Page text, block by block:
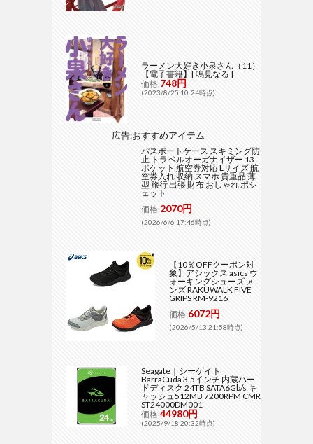
ラーメン大好き小泉さん（11）
【電子書籍】[ 鳴見なる ]
価格:748円
(2023/8/25 10:24時点)
広告:おすすめアイテム
パスポートケース スキミング防
止 トラベルオーガナイザー 13
ポケット 航空券対応 Lサイズ 航
空券入れ 収納 スマホ 貴重品 薄
型 旅行 出張 財布 おしゃれ ポシ
ェット
価格:2070円
(2026/6/6 17:46時点)
【10％OFFクーポン対
象】アシックス asics ウ
ォーキングシューズ メ
ンズ RAKUWALK FIVE
GRIPS RM-9216
価格:6072円
(2026/5/13 21:58時点)
Seagate｜シーゲイト
BarraCuda 3.5インチ 内蔵ハー
ドディスク 24TB SATA6Gb/s キ
ャッシュ512MB 7200RPM CMR
ST24000DM001
価格:44980円
(2025/9/18 20:32時点)